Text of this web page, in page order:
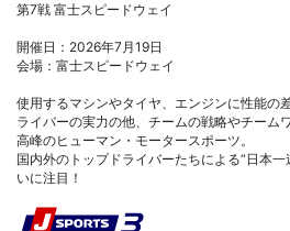
第7戦 富士スピードウェイ
開催日：2026年7月19日
会場：富士スピードウェイ
使用するマシンやタイヤ、エンジンに性能の
ライバーの実力の他、チームの戦略やチーム
高峰のヒューマン・モータースポーツ。
国内外のトップドライバーたちによる“日本
いに注目！